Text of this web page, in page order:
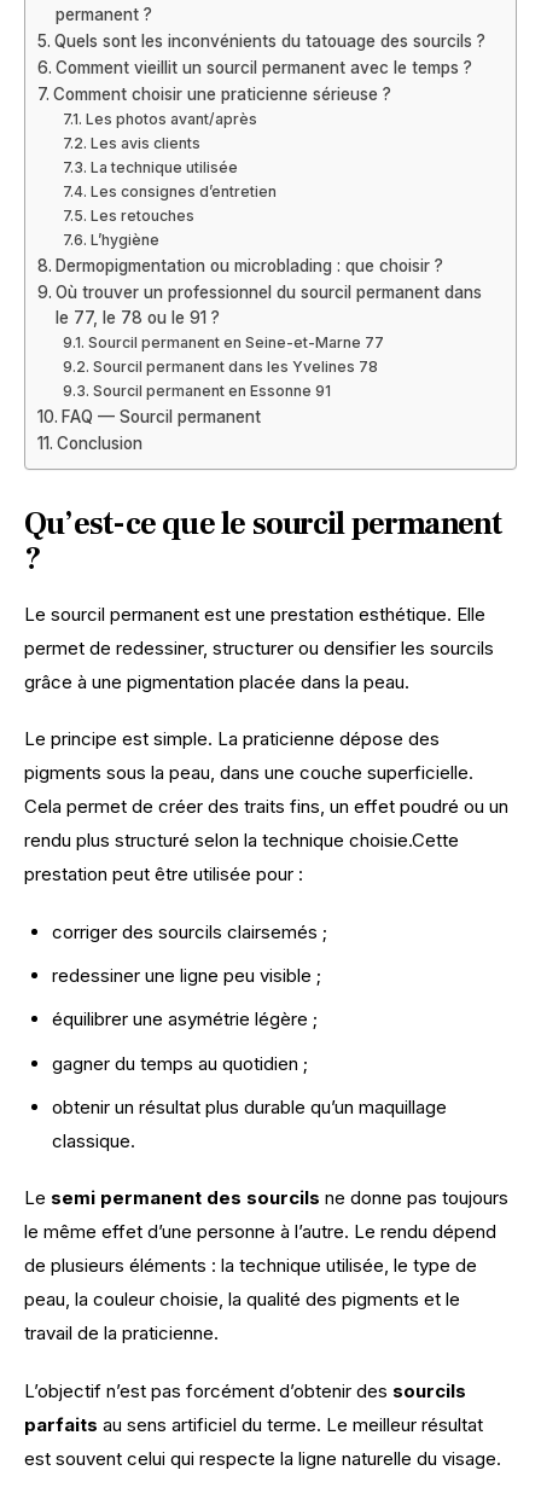
permanent ?
Quels sont les inconvénients du tatouage des sourcils ?
Comment vieillit un sourcil permanent avec le temps ?
Comment choisir une praticienne sérieuse ?
Les photos avant/après
Les avis clients
La technique utilisée
Les consignes d’entretien
Les retouches
L’hygiène
Dermopigmentation ou microblading : que choisir ?
Où trouver un professionnel du sourcil permanent dans
le 77, le 78 ou le 91 ?
Sourcil permanent en Seine-et-Marne 77
Sourcil permanent dans les Yvelines 78
Sourcil permanent en Essonne 91
FAQ — Sourcil permanent
Conclusion
Qu’est-ce que le sourcil permanent
?
Le sourcil permanent est une prestation esthétique. Elle
permet de redessiner, structurer ou densifier les sourcils
grâce à une pigmentation placée dans la peau.
Le principe est simple. La praticienne dépose des
pigments sous la peau, dans une couche superficielle.
Cela permet de créer des traits fins, un effet poudré ou un
rendu plus structuré selon la technique choisie.Cette
prestation peut être utilisée pour :
corriger des sourcils clairsemés ;
redessiner une ligne peu visible ;
équilibrer une asymétrie légère ;
gagner du temps au quotidien ;
obtenir un résultat plus durable qu’un maquillage
classique.
Le semi permanent des sourcils ne donne pas toujours
le même effet d’une personne à l’autre. Le rendu dépend
de plusieurs éléments : la technique utilisée, le type de
peau, la couleur choisie, la qualité des pigments et le
travail de la praticienne.
L’objectif n’est pas forcément d’obtenir des sourcils
parfaits au sens artificiel du terme. Le meilleur résultat
est souvent celui qui respecte la ligne naturelle du visage.